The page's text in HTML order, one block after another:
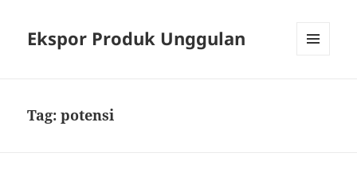
Ekspor Produk Unggulan
Tag:potensi